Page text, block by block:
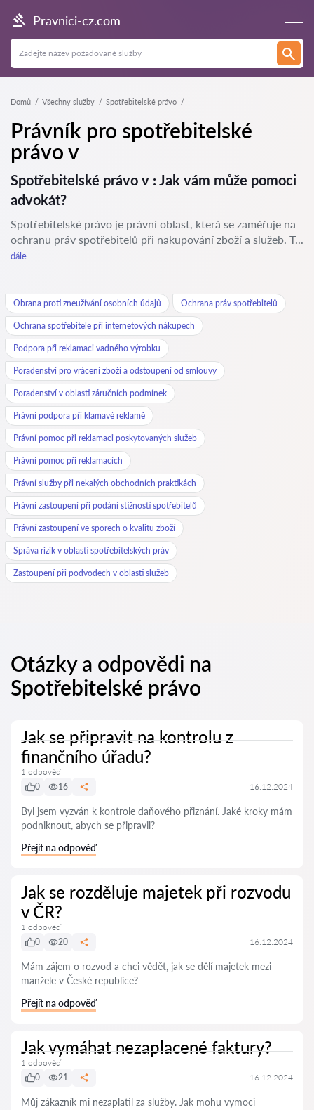
Pravnici-cz.com
Domů Všechny služby Spotřebitelské právo
Právník pro spotřebitelské
právo v
Spotřebitelské právo v : Jak vám může pomoci
advokát?
Spotřebitelské právo je právní oblast, která se zaměřuje na
ochranu práv spotřebitelů při nakupování zboží a služeb. T...
dále
Obrana proti zneužívání osobních údajů Ochrana práv spotřebitelů
Ochrana spotřebitele při internetových nákupech
Podpora při reklamaci vadného výrobku
Poradenství pro vrácení zboží a odstoupení od smlouvy
Poradenství v oblasti záručních podmínek
Právní podpora při klamavé reklamě
Právní pomoc při reklamaci poskytovaných služeb
Právní pomoc při reklamacích
Právní služby při nekalých obchodních praktikách
Právní zastoupení při podání stížností spotřebitelů
Právní zastoupení ve sporech o kvalitu zboží
Správa rizik v oblasti spotřebitelských práv
Zastoupení při podvodech v oblasti služeb
Otázky a odpovědi na
Spotřebitelské právo
Jak se připravit na kontrolu z
finančního úřadu?
1 odpověď
0
16 16.12.2024
Byl jsem vyzván k kontrole daňového přiznání. Jaké kroky mám
podniknout, abych se připravil?
Přejít na odpověď
Jak se rozděluje majetek při rozvodu
v ČR?
1 odpověď
0
20 16.12.2024
Mám zájem o rozvod a chci vědět, jak se dělí majetek mezi
manžele v České republice?
Přejít na odpověď
Jak vymáhat nezaplacené faktury?
1 odpověď
0
21 16.12.2024
Můj zákazník mi nezaplatil za služby. Jak mohu vymoci